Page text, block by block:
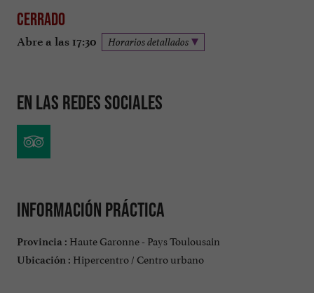
Cerrado
Abre a las 17:30 Horarios detallados
En las redes sociales
Información práctica
Provincia : Haute Garonne - Pays Toulousain
Ubicación : Hipercentro / Centro urbano